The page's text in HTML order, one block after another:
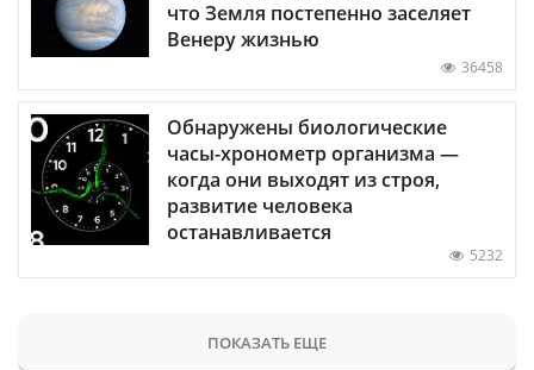
что Земля постепенно заселяет
Венеру жизнью
36458
Обнаружены биологические
часы-хронометр организма —
когда они выходят из строя,
развитие человека
останавливается
5232
ПОКАЗАТЬ ЕЩЕ